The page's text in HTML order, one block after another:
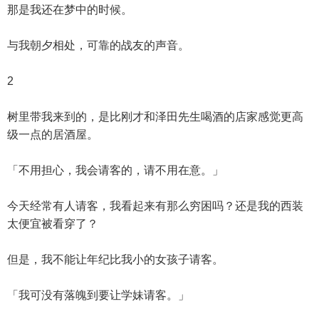
那是我还在梦中的时候。
与我朝夕相处，可靠的战友的声音。
2
树里带我来到的，是比刚才和泽田先生喝酒的店家感觉更高
级一点的居酒屋。
「不用担心，我会请客的，请不用在意。」
今天经常有人请客，我看起来有那么穷困吗？还是我的西装
太便宜被看穿了？
但是，我不能让年纪比我小的女孩子请客。
「我可没有落魄到要让学妹请客。」